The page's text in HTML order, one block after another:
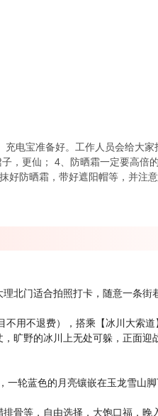
电宝准备好。工作人员会给大
，更仙； 4、防晒霜一定要高倍
好防晒霜，带好遮阳帽等，并注
北门适合拍照打卡，随意一条街
用不退费），搭乘【冰川大索
旷野的冰川上无处可躲，正面迎
一轮蓝色的月亮镶嵌在玉龙雪山
骨等，自由选择，大饱口福，晚